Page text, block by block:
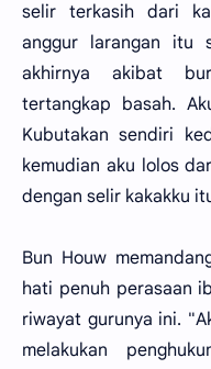
selir terkasih dari
anggur larangan itu
akhirnya akibat
tertangkap basah.
Kubutakan sendiri
kemudian aku lolos
dengan selir kakakku
Bun Houw
hati penuh perasaan
riwayat gurunya ini.
melakukan